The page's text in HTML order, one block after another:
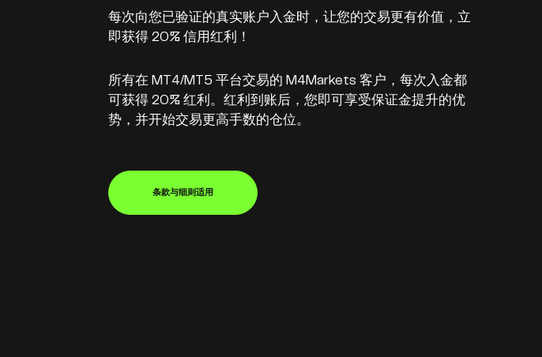
每次向您已验证的真实账户入金时，让您的交易更有价值，立
即获得 20% 信用红利！
所有在 MT4/MT5 平台交易的 M4Markets 客户，每次入金都
可获得 20% 红利。红利到账后，您即可享受保证金提升的优
势，并开始交易更高手数的仓位。
条款与细则适用